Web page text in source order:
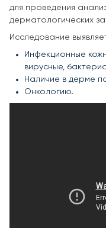
для проведения
дерматологических
Исследование
Инфекционные
вирусные,
Наличие в дерме
Онкологию.